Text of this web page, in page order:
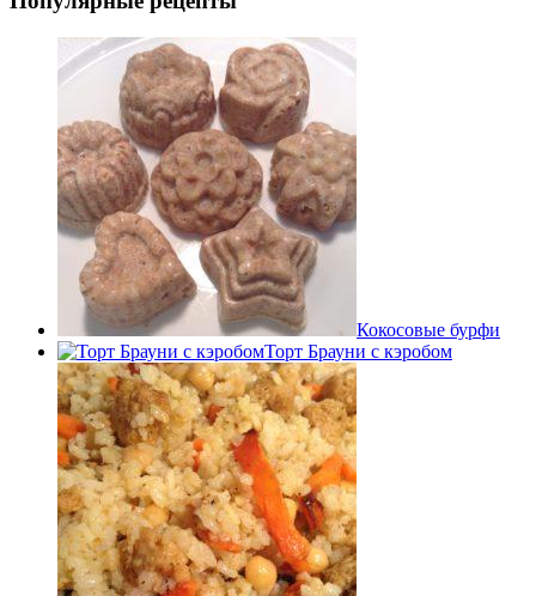
Кокосовые бурфи
Торт Брауни с кэробом